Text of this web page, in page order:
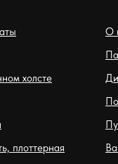
холсте
плоттерная
О